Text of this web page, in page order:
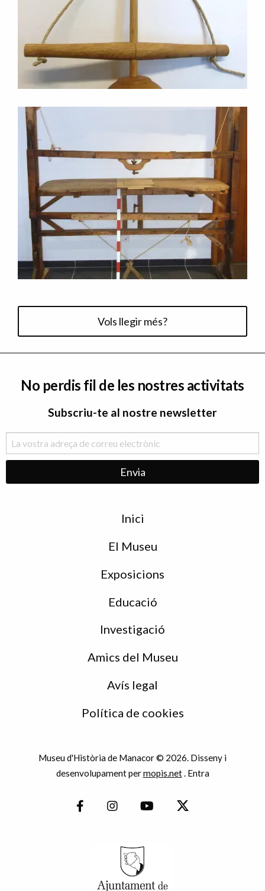
Vols llegir més?
No perdis fil de les nostres activitats
Subscriu-te al nostre newsletter
Inici
El Museu
Exposicions
Educació
Investigació
Amics del Museu
Avís legal
Política de cookies
Museu d'Història de Manacor © 2026. Disseny i
desenvolupament permopis.net. Entra